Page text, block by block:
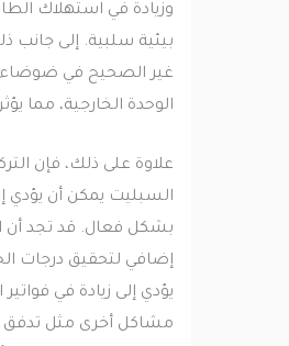
وزيادة في استهلاك الطاقة،
بيئية سلبية. إلى جانب
غير الصحيح في ضوضاء
الوحدة الخارجية، مما يؤثر
علاوة على ذلك، فإن
السبليت يمكن أن يؤدي إلى
بشكل فعال. قد تجد أن
إضافي لتحقيق درجات
يؤدي إلى زيادة في فواتير
مشاكل أخرى مثل تدفق